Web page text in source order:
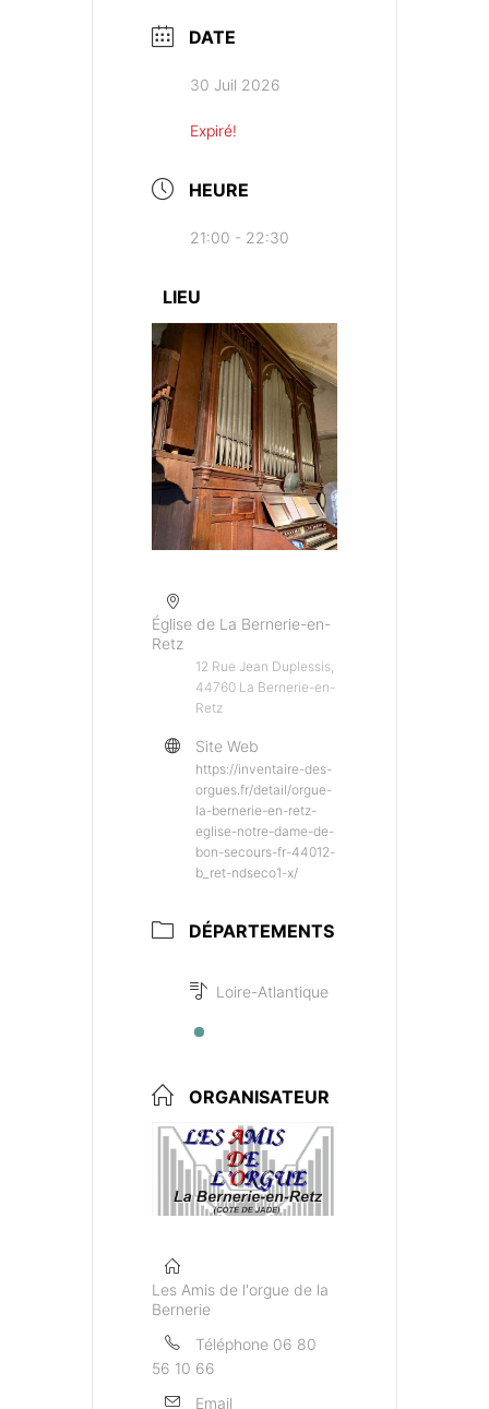
DATE
30 Juil 2026
Expiré!
HEURE
21:00 - 22:30
LIEU
Église de La Bernerie-en-
Retz
12 Rue Jean Duplessis,
44760 La Bernerie-en-
Retz
Site Web
https://inventaire-des-
orgues.fr/detail/orgue-
la-bernerie-en-retz-
eglise-notre-dame-de-
bon-secours-fr-44012-
b_ret-ndseco1-x/
DÉPARTEMENTS
Loire-Atlantique
ORGANISATEUR
Les Amis de l'orgue de la
Bernerie
Téléphone 06 80
56 10 66
Email